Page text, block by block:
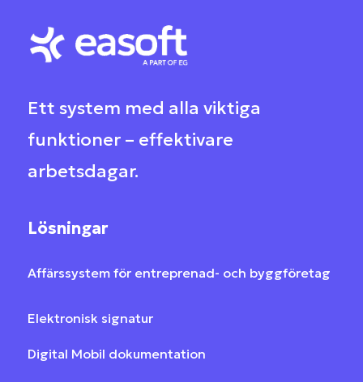
Ett system med alla viktiga
funktioner – effektivare
arbetsdagar.
Lösningar
Affärssystem för entreprenad- och byggföretag
Elektronisk signatur
Digital Mobil dokumentation